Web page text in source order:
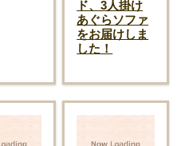
ド、3人掛け
あぐらソファ
をお届けしま
した！